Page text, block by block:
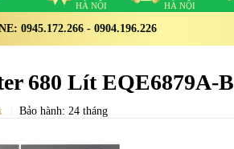
HÀ NỘI
HÀ NỘI
0945.172.266 - 0904.196.226
680 Lít EQE6879A-B
Bảo hành: 24 tháng